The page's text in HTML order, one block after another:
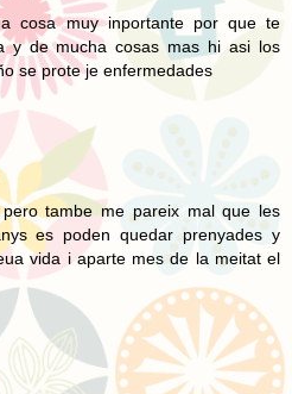
cosa muy inportante por que te
y de mucha cosas mas hi asi los
se prote je enfermedades
tambe me pareix mal que les
es poden quedar prenyades y
vida i aparte mes de la meitat el